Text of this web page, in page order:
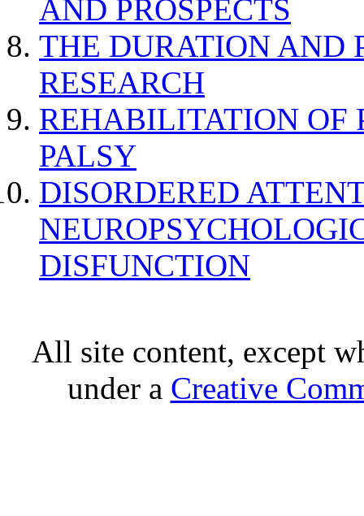
AND PROSPECTS
THE DURATION AND
RESEARCH
REHABILITATION OF
PALSY
DISORDERED
DISFUNCTION
All site content, except
under a Creative